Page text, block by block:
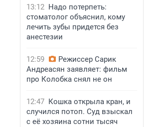
13:12 Надо потерпеть:
стоматолог объяснил, кому
лечить зубы придется без
анестезии
12:59
Режиссер Сарик
Андреасян заявляет: фильм
про Колобка снял не он
12:47 Кошка открыла кран, и
случился потоп. Суд взыскал
с её хозяина сотни тысяч